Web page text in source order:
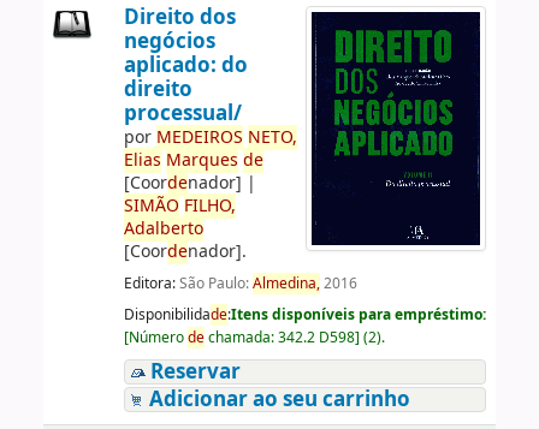
Direito dos
negócios
aplicado: do
direito
processual/
por MEDEIROS NETO,
Elias Marques de
[Coordenador] |
SIMÃO FILHO,
Adalberto
[Coordenador].
Editora:São Paulo:Almedina,2016
Disponibilidade:Itens disponíveis para empréstimo:
[Númerodechamada:342.2 D598] (2).
Reservar
Adicionar ao seu carrinho